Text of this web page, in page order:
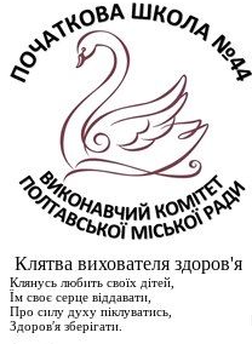
Клятва вихователя здоров'я
Клянусь любить своїх дітей,
Їм своє серце віддавати,
Про силу духу піклуватись,
Здоров′я зберігати.